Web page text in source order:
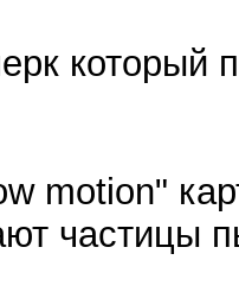
который
motion"
частицы